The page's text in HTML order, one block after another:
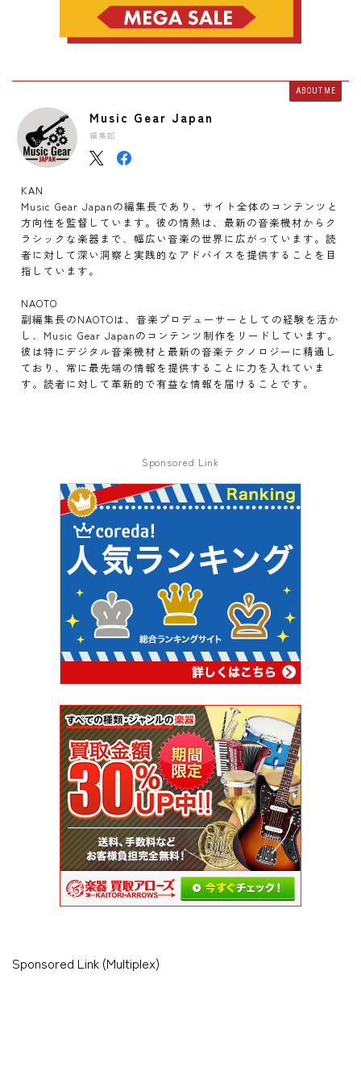
ABOUT ME
Music Gear Japan
編集部
KAN
Music Gear Japanの編集長であり、サイト全体のコンテンツと
方向性を監督しています。彼の情熱は、最新の音楽機材からク
ラシックな楽器まで、幅広い音楽の世界に広がっています。読
者に対して深い洞察と実践的なアドバイスを提供することを目
指しています。
NAOTO
副編集長のNAOTOは、音楽プロデューサーとしての経験を活か
し、Music Gear Japanのコンテンツ制作をリードしています。
彼は特にデジタル音楽機材と最新の音楽テクノロジーに精通し
ており、常に最先端の情報を提供することに力を入れていま
す。読者に対して革新的で有益な情報を届けることです。
Sponsored Link
Sponsored Link (Multiplex)